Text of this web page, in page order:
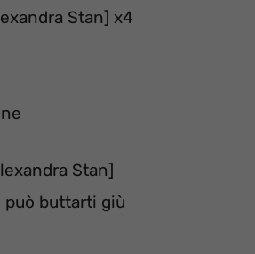
Stan] x4
Stan]
può buttarti giù